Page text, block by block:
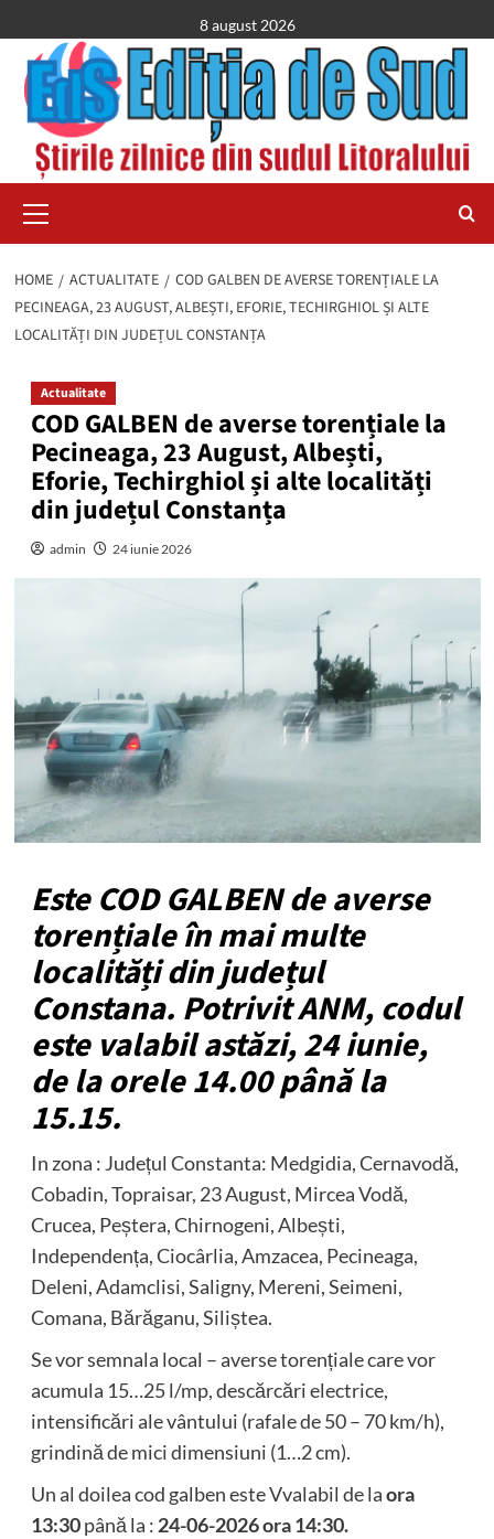
to
content
8 august 2026
Menu
HOME ACTUALITATE
COD GALBEN DE AVERSE TORENȚIALE LA
PECINEAGA, 23 AUGUST, ALBEȘTI, EFORIE, TECHIRGHIOL ȘI ALTE
LOCALITĂȚI DIN JUDEȚUL CONSTANȚA
Actualitate
COD GALBEN de averse torențiale la
Pecineaga, 23 August, Albești,
Eforie, Techirghiol și alte localități
din județul Constanța
admin 24 iunie 2026
Este COD GALBEN de averse
torențiale în mai multe
localități din județul
Constana. Potrivit ANM, codul
este valabil astăzi, 24 iunie,
de la orele 14.00 până la
15.15.
In zona : Județul Constanta: Medgidia, Cernavodă,
Cobadin, Topraisar, 23 August, Mircea Vodă,
Crucea, Peștera, Chirnogeni, Albești,
Independența, Ciocârlia, Amzacea, Pecineaga,
Deleni, Adamclisi, Saligny, Mereni, Seimeni,
Comana, Bărăganu, Siliștea.
Se vor semnala local – averse torențiale care vor
acumula 15…25 l/mp, descărcări electrice,
intensificări ale vântului (rafale de 50 – 70 km/h),
grindină de mici dimensiuni (1…2 cm).
Un al doilea cod galben este Vvalabil de laora
13:30până la : 24-06-2026 ora 14:30.